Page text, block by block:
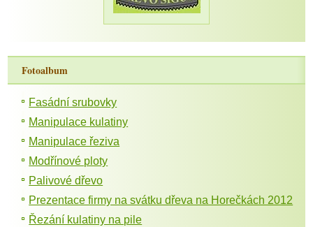
Fotoalbum
Fasádní srubovky
Manipulace kulatiny
Manipulace řeziva
Modřínové ploty
Palivové dřevo
Prezentace firmy na svátku dřeva na Horečkách 2012
Řezání kulatiny na pile